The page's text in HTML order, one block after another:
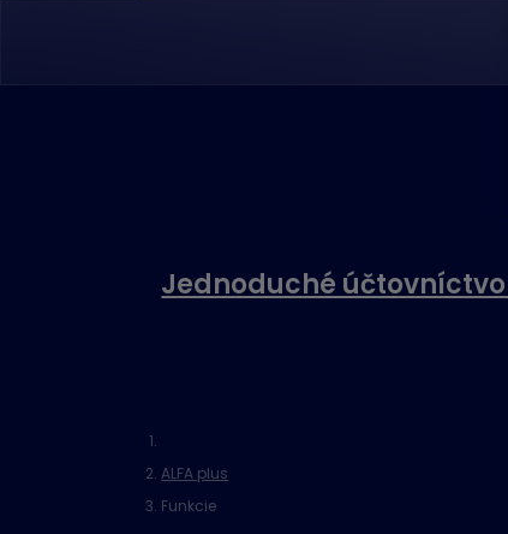
Jednoduché účtovníctvo
ALFA plus
Funkcie